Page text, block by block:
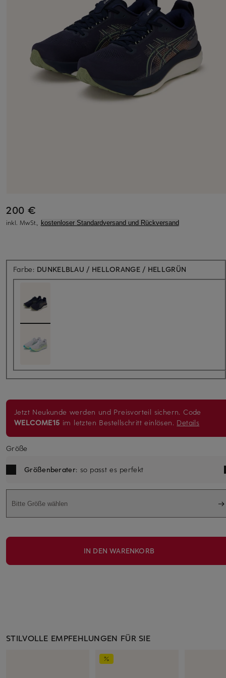
200 €
inkl. MwSt., kostenloser Standardversand und Rückversand
Farbe: DUNKELBLAU / HELLORANGE / HELLGRÜN
Jetzt Neukunde werden und Preisvorteil sichern. Code
WELCOME15 im letzten Bestellschritt einlösen. Details
Größe
Größenberater: so passt es perfekt
Bitte Größe wählen
IN DEN WARENKORB
STILVOLLE EMPFEHLUNGEN FÜR SIE